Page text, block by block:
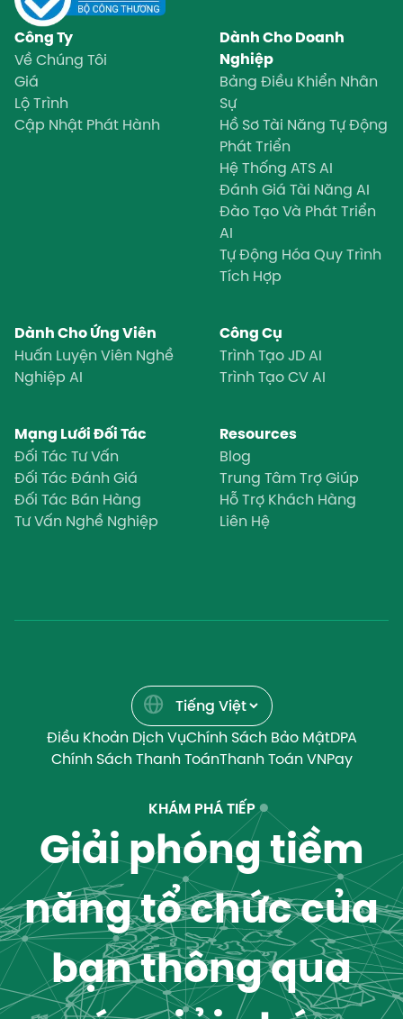
Công Ty
Về Chúng Tôi
Giá
Lộ Trình
Cập Nhật Phát Hành
Dành Cho Doanh
Nghiệp
Bảng Điều Khiển Nhân
Sự
Hồ Sơ Tài Năng Tự Động
Phát Triển
Hệ Thống ATS AI
Đánh Giá Tài Năng AI
Đào Tạo Và Phát Triển
AI
Tự Động Hóa Quy Trình
Tích Hợp
Dành Cho Ứng Viên
Huấn Luyện Viên Nghề
Nghiệp AI
Công Cụ
Trình Tạo JD AI
Trình Tạo CV AI
Mạng Lưới Đối Tác
Đối Tác Tư Vấn
Đối Tác Đánh Giá
Đối Tác Bán Hàng
Tư Vấn Nghề Nghiệp
Resources
Blog
Trung Tâm Trợ Giúp
Hỗ Trợ Khách Hàng
Liên Hệ
Điều Khoản Dịch VụChính Sách Bảo MậtDPA
Chính Sách Thanh ToánThanh Toán VNPay
KHÁM PHÁ TIẾP
Giải phóng tiềm
năng tổ chức của
bạn thông qua